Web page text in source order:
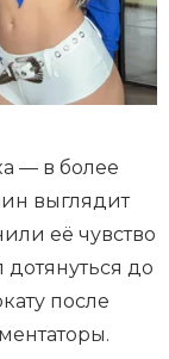
— в более
выглядит
её чувство
дотянуться до
после